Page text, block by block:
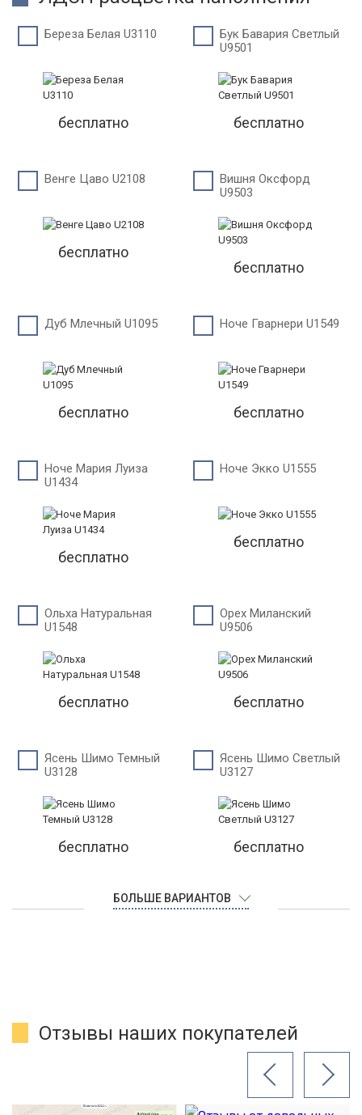
Береза Белая U3110
бесплатно
Бук Бавария Светлый
U9501
бесплатно
Венге Цаво U2108
бесплатно
Вишня Оксфорд
U9503
бесплатно
Дуб Млечный U1095
бесплатно
Ноче Гварнери U1549
бесплатно
Ноче Мария Луиза
U1434
бесплатно
Ноче Экко U1555
бесплатно
Ольха Натуральная
U1548
бесплатно
Орех Миланский
U9506
бесплатно
Ясень Шимо Темный
U3128
бесплатно
Ясень Шимо Светлый
U3127
бесплатно
БОЛЬШЕ ВАРИАНТОВ
Отзывы наших покупателей